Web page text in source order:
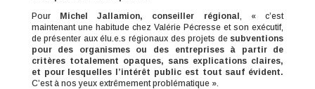
Pour
Michel Jallamion, conseiller régional , « c’est
maintenant une habitude chez Valérie Pécresse et son exécutif,
de présenter aux élu.e.s régionaux des projets de subventions
pour des organismes ou des entreprises à partir de
critères totalement opaques, sans explications claires,
et pour lesquelles l’intérêt public est tout sauf évident.
C’est à nos yeux extrêmement problématique ».